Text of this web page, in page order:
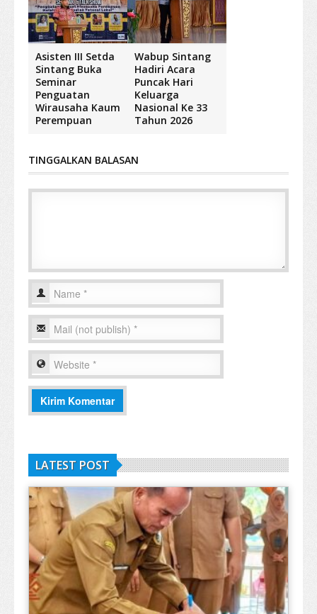
Asisten III Setda
Sintang Buka
Seminar
Penguatan
Wirausaha Kaum
Perempuan
Wabup Sintang
Hadiri Acara
Puncak Hari
Keluarga
Nasional Ke 33
Tahun 2026
TINGGALKAN BALASAN
LATEST POST